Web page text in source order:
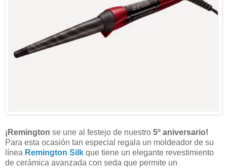
¡Remington se une al festejo de nuestro 5º aniversario!
Para esta ocasión tan especial regala un moldeador de su
línea Remington Silk que tiene un elegante revestimiento
de cerámica avanzada con seda que permite un